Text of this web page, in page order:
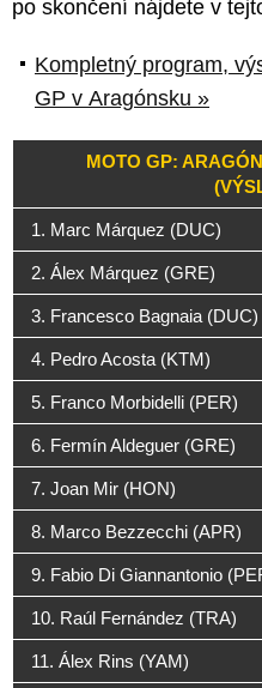
po skončení nájdete v
Kompletný program,
GP v Aragónsku »
MOTO GP:
1. Marc Márquez (DUC)
2. Álex Márquez (GRE)
3. Francesco Bagnaia (DUC)
4. Pedro Acosta (KTM)
5. Franco Morbidelli (PER)
6. Fermín Aldeguer (GRE)
7. Joan Mir (HON)
8. Marco Bezzecchi (APR)
9. Fabio Di Giannantonio
10. Raúl Fernández (TRA)
11. Álex Rins (YAM)